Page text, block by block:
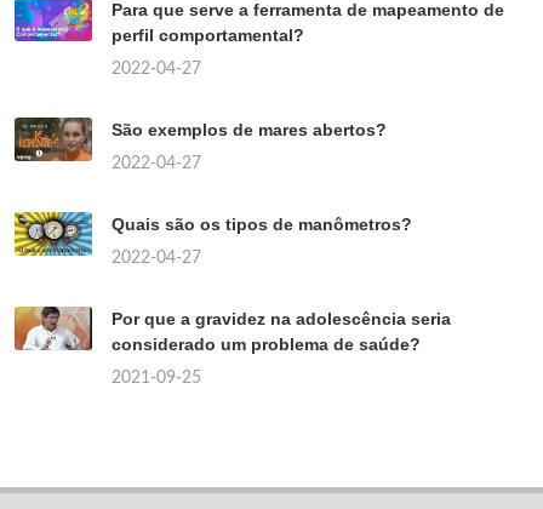
Para que serve a ferramenta de mapeamento de
perfil comportamental?
2022-04-27
São exemplos de mares abertos?
2022-04-27
Quais são os tipos de manômetros?
2022-04-27
Por que a gravidez na adolescência seria
considerado um problema de saúde?
2021-09-25